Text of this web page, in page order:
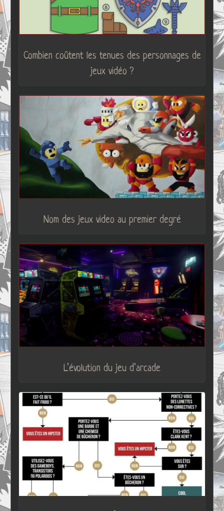
Combien coûtent les tenues des personnages de
jeux vidéo ?
Nom des jeux video au premier degré
L’évolution du jeu d’arcade